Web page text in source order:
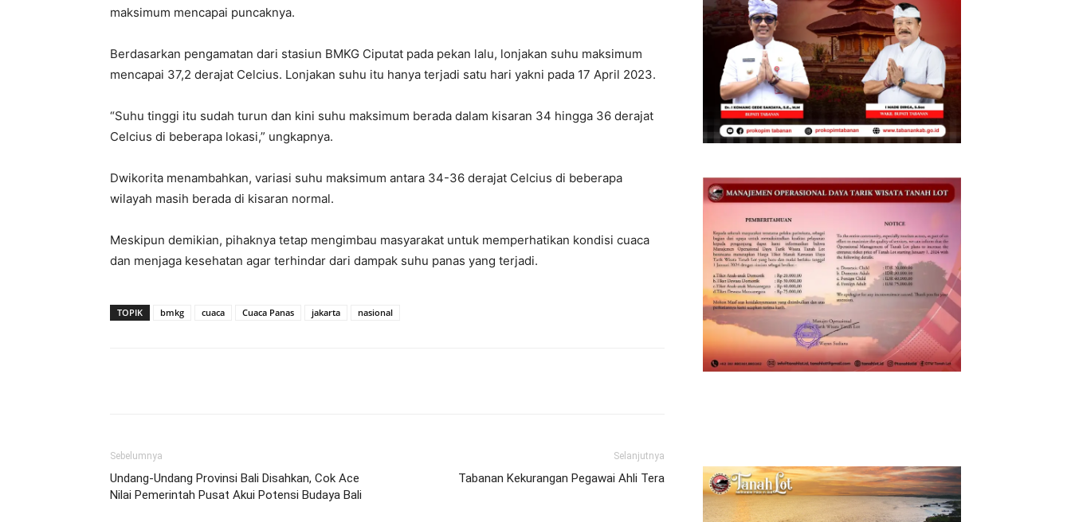
maksimum mencapai puncaknya.
Berdasarkan pengamatan dari stasiun BMKG Ciputat pada pekan lalu, lonjakan suhu maksimum
mencapai 37,2 derajat Celcius. Lonjakan suhu itu hanya terjadi satu hari yakni pada 17 April 2023.
“Suhu tinggi itu sudah turun dan kini suhu maksimum berada dalam kisaran 34 hingga 36 derajat
Celcius di beberapa lokasi,” ungkapnya.
Dwikorita menambahkan, variasi suhu maksimum antara 34-36 derajat Celcius di beberapa
wilayah masih berada di kisaran normal.
Meskipun demikian, pihaknya tetap mengimbau masyarakat untuk memperhatikan kondisi cuaca
dan menjaga kesehatan agar terhindar dari dampak suhu panas yang terjadi.
TOPIK bmkg cuaca Cuaca Panas jakarta nasional
Sebelumnya
Undang-Undang Provinsi Bali Disahkan, Cok Ace
Nilai Pemerintah Pusat Akui Potensi Budaya Bali
Selanjutnya
Tabanan Kekurangan Pegawai Ahli Tera